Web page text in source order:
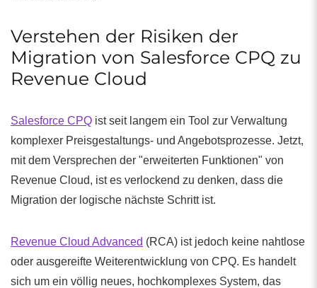
Verstehen der Risiken der
Migration von Salesforce CPQ zu
Revenue Cloud
Salesforce CPQ ist seit langem ein Tool zur Verwaltung
komplexer Preisgestaltungs- und Angebotsprozesse. Jetzt,
mit dem Versprechen der "erweiterten Funktionen" von
Revenue Cloud, ist es verlockend zu denken, dass die
Migration der logische nächste Schritt ist.
Revenue Cloud Advanced (RCA) ist jedoch keine nahtlose
oder ausgereifte Weiterentwicklung von CPQ. Es handelt
sich um ein völlig neues, hochkomplexes System, das